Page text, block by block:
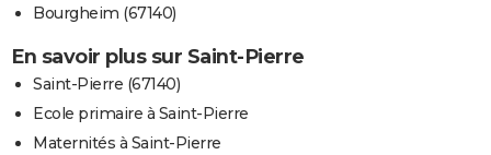
Bourgheim (67140)
En savoir plus sur Saint-Pierre
Saint-Pierre (67140)
Ecole primaire à Saint-Pierre
Maternités à Saint-Pierre